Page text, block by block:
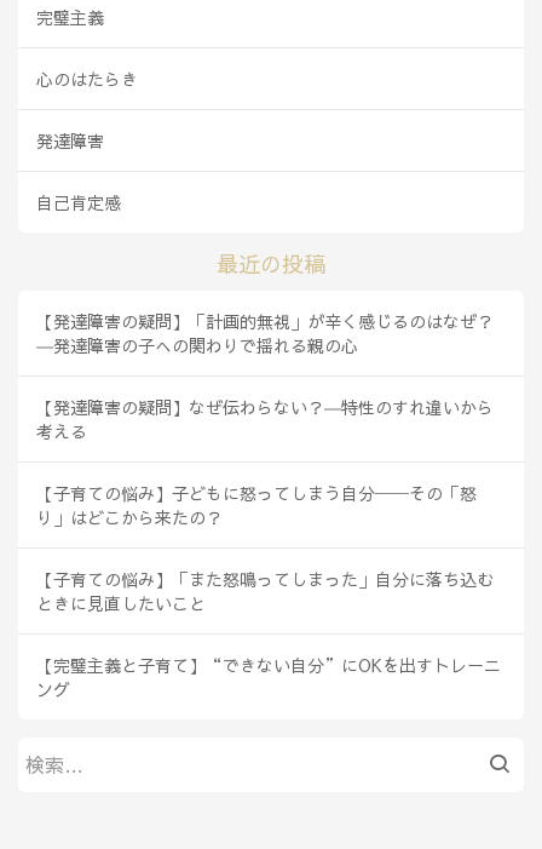
完璧主義
心のはたらき
発達障害
自己肯定感
最近の投稿
【発達障害の疑問】「計画的無視」が辛く感じるのはなぜ？
―発達障害の子への関わりで揺れる親の心
【発達障害の疑問】なぜ伝わらない？―特性のすれ違いから
考える
【子育ての悩み】子どもに怒ってしまう自分──その「怒
り」はどこから来たの？
【子育ての悩み】「また怒鳴ってしまった」自分に落ち込む
ときに見直したいこと
【完璧主義と子育て】“できない自分”にOKを出すトレーニ
ング
検
索: